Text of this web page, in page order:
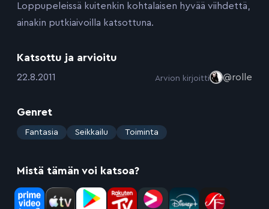
Loppupeleissä kuitenkin kohtalaisen hyvää viihdettä,
ainakin putkiaivoilla katsottuna.
Katsottu ja arvioitu
:22.8.2011 Arvion kirjoitti @rolle
Genret
: Fantasia Seikkailu Toiminta
Mistä tämän voi katsoa?